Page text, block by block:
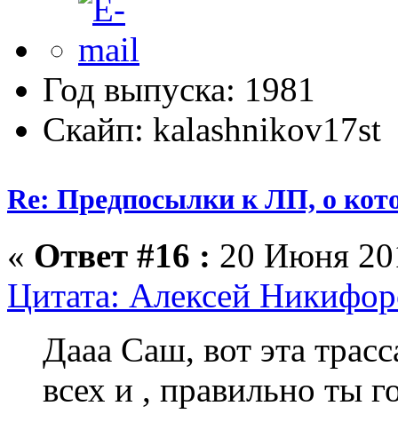
Год выпуска: 1981
Скайп: kalashnikov17st
Re: Предпосылки к ЛП, о
« Ответ #16 : 20 Июня
Цитата: Алексей
Дааа Саш, вот эта
всех и , правильно ты